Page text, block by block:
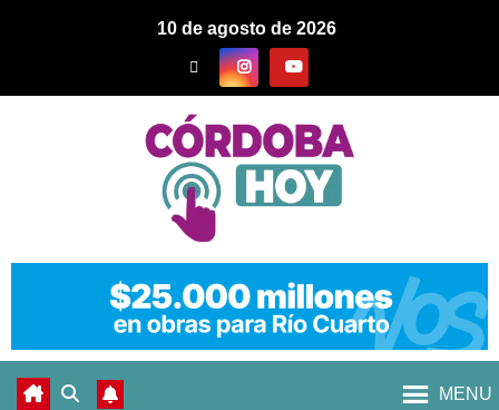
10 de agosto de 2026
MENU